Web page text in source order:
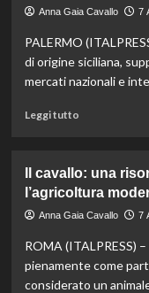
“Ricette
come
le
vite
umanitari”.
Anna Gaia Cavallo 7
PALERMO
di origine siciliana,
mercati nazionali e
Leggi tuttoLeggi
Controllo
qualità
olio
vino:
l’IRVO
potenzia
Il cavallo: una
l’agricoltura
Anna Gaia Cavallo 7
ROMA (ITALPRESS)
pienamente come
considerato un